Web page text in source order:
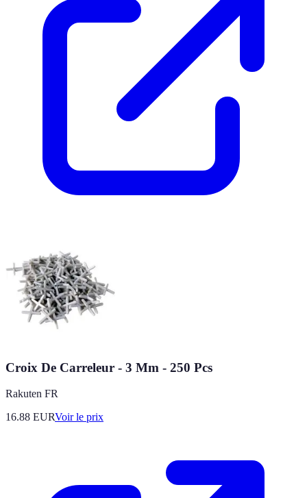
Croix De Carreleur - 3 Mm - 250 Pcs
Rakuten FR
16.88 EURVoir le prix